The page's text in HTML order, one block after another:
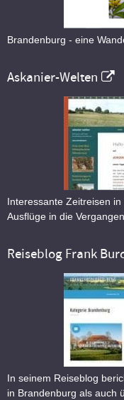
Brandenburg - eine
Askanier-Welten
Interessante Zeitreisen
Ausflüge in die
Reiseblog Frank
In seinem Reiseblog
in Brandenburg als auch